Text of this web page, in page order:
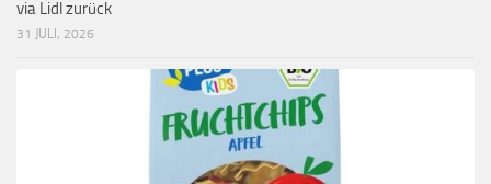
via Lidl zurück
31 JULI, 2026